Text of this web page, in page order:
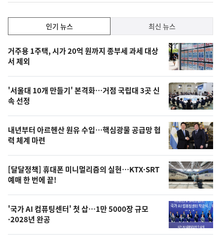
하
락
인
기,
최
신,
오
늘
의
영
상
오
늘
의
사
진
인기 뉴스 최신 뉴스
인
기
뉴
스
거주용 1주택, 시가 20억 원까지 종부세 과세 대상
서 제외
'서울대 10개 만들기' 본격화…거점 국립대 3곳 신
속 선정
내년부터 아르헨산 원유 수입…핵심광물 공급망 협
력 체계 마련
[달달정책] 휴대폰 미니멀리즘의 실현…KTX·SRT
예매 한 번에 끝!
'국가 AI 컴퓨팅센터' 첫 삽…1만 5000장 규모
·2028년 완공